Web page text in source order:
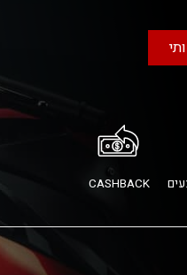
CASHBACK